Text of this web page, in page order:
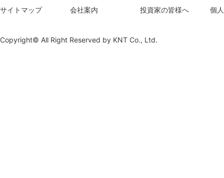
サイトマップ 会社案内 投資家の皆様へ 個
Copyright© All Right Reserved by KNT Co., Ltd.